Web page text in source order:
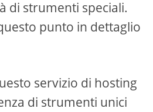
di strumenti speciali.
punto in dettaglio
servizio di hosting
di strumenti unici